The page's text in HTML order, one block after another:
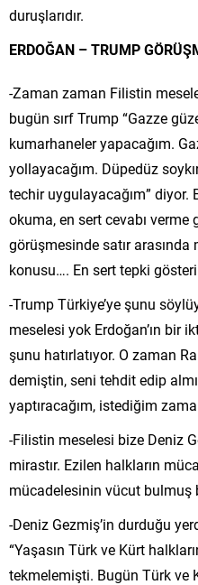
duruşlarıdır.
ERDOĞAN – TRUMP
-Zaman zaman Filistin
bugün sırf Trump “Gazze
kumarhaneler yapacağım.
yollayacağım. Düpedüz
techir uygulayacağım”
okuma, en sert cevabı
görüşmesinde satır
konusu…. En sert tepki
-Trump Türkiye’ye şunu
meselesi yok Erdoğan’ın bir
şunu hatırlatıyor. O zaman
demiştin, seni tehdit edip
yaptıracağım, istediğim
-Filistin meselesi bize Deniz
mirastır. Ezilen halkların
mücadelesinin vücut bulmuş
-Deniz Gezmiş’in durduğu
“Yaşasın Türk ve Kürt
tekmelemişti. Bugün Türk ve